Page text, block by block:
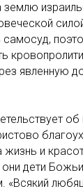
землю
самосуд,
явленную
жизнь и
дети
«Всякий